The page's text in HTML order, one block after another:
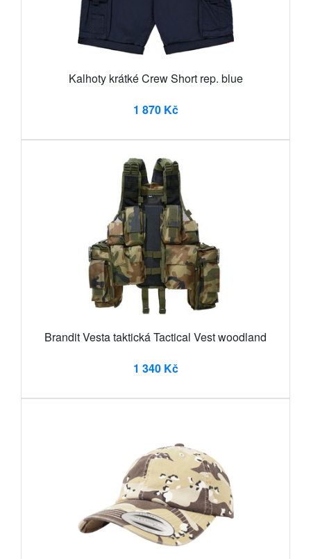
Kalhoty krátké Crew Short rep. blue
1 870 Kč
Brandit Vesta taktická Tactical Vest woodland
1 340 Kč